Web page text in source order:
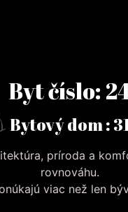
Byt číslo:
Bytový dom :
príroda a
rovnováhu.
viac než len